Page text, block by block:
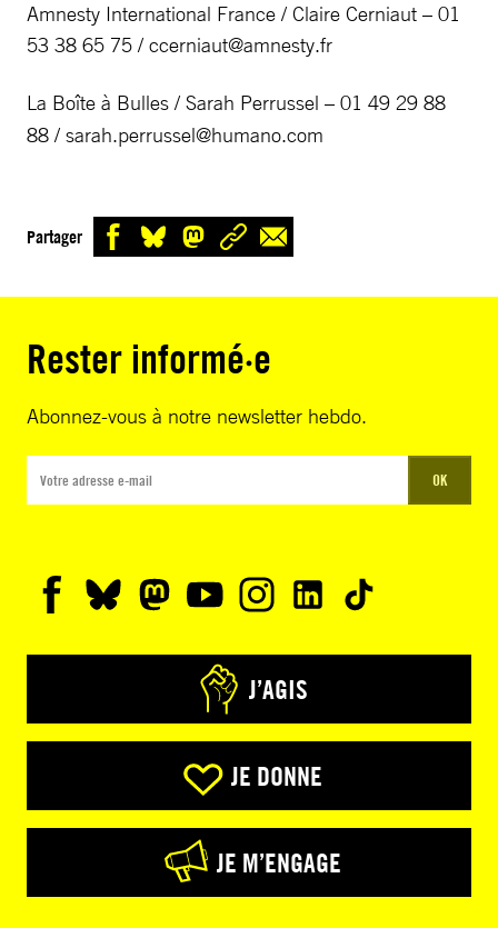
Amnesty International France / Claire Cerniaut – 01
53 38 65 75 / ccerniaut@amnesty.fr
La Boîte à Bulles / Sarah Perrussel – 01 49 29 88
88 / sarah.perrussel@humano.com
Partager
Rester informé·e
Abonnez-vous à notre newsletter hebdo.
OK
J’AGIS
JE DONNE
JE M’ENGAGE